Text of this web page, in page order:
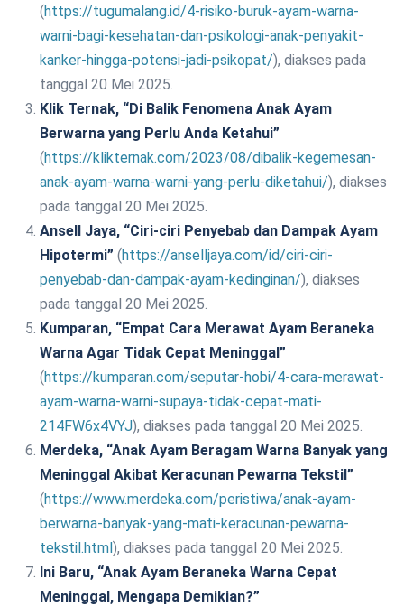
(https://tugumalang.id/4-risiko-buruk-ayam-warna-
warni-bagi-kesehatan-dan-psikologi-anak-penyakit-
kanker-hingga-potensi-jadi-psikopat/), diakses pada
tanggal 20 Mei 2025.
Klik Ternak, “Di Balik Fenomena Anak Ayam
Berwarna yang Perlu Anda Ketahui”
(https://klikternak.com/2023/08/dibalik-kegemesan-
anak-ayam-warna-warni-yang-perlu-diketahui/), diakses
pada tanggal 20 Mei 2025.
Ansell Jaya, “Ciri-ciri Penyebab dan Dampak Ayam
Hipotermi” (https://anselljaya.com/id/ciri-ciri-
penyebab-dan-dampak-ayam-kedinginan/), diakses
pada tanggal 20 Mei 2025.
Kumparan, “Empat Cara Merawat Ayam Beraneka
Warna Agar Tidak Cepat Meninggal”
(https://kumparan.com/seputar-hobi/4-cara-merawat-
ayam-warna-warni-supaya-tidak-cepat-mati-
214FW6x4VYJ), diakses pada tanggal 20 Mei 2025.
Merdeka, “Anak Ayam Beragam Warna Banyak yang
Meninggal Akibat Keracunan Pewarna Tekstil”
(https://www.merdeka.com/peristiwa/anak-ayam-
berwarna-banyak-yang-mati-keracunan-pewarna-
tekstil.html ), diakses pada tanggal 20 Mei 2025.
Meninggal, Mengapa Demikian?”